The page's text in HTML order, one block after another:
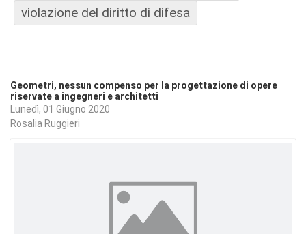
violazione del diritto di difesa
Geometri, nessun compenso per la progettazione di opere
riservate a ingegneri e architetti
Lunedì, 01 Giugno 2020
Rosalia Ruggieri